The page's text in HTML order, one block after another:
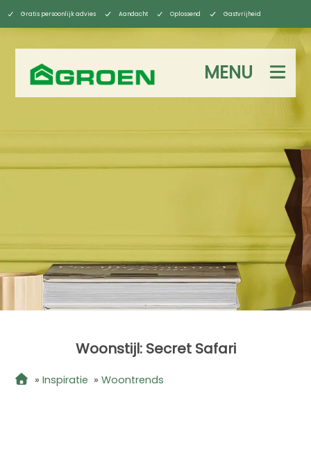
Gratis persoonlijk advies Aandacht Oplossend Gastvrijheid
MENU
Woonstijl: Secret Safari
» Inspiratie » Woontrends